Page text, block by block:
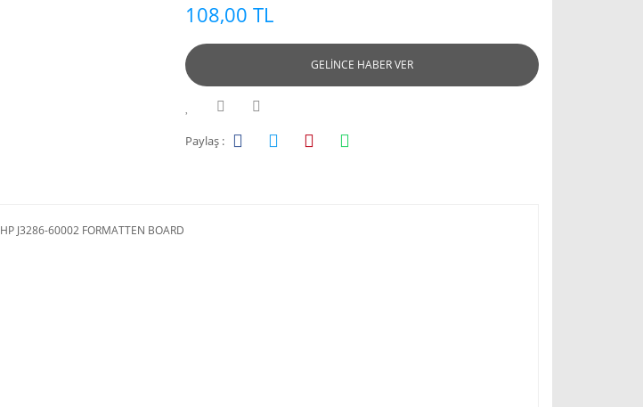
108,00 TL
GELİNCE HABER VER
Paylaş :
HP J3286-60002 FORMATTEN BOARD